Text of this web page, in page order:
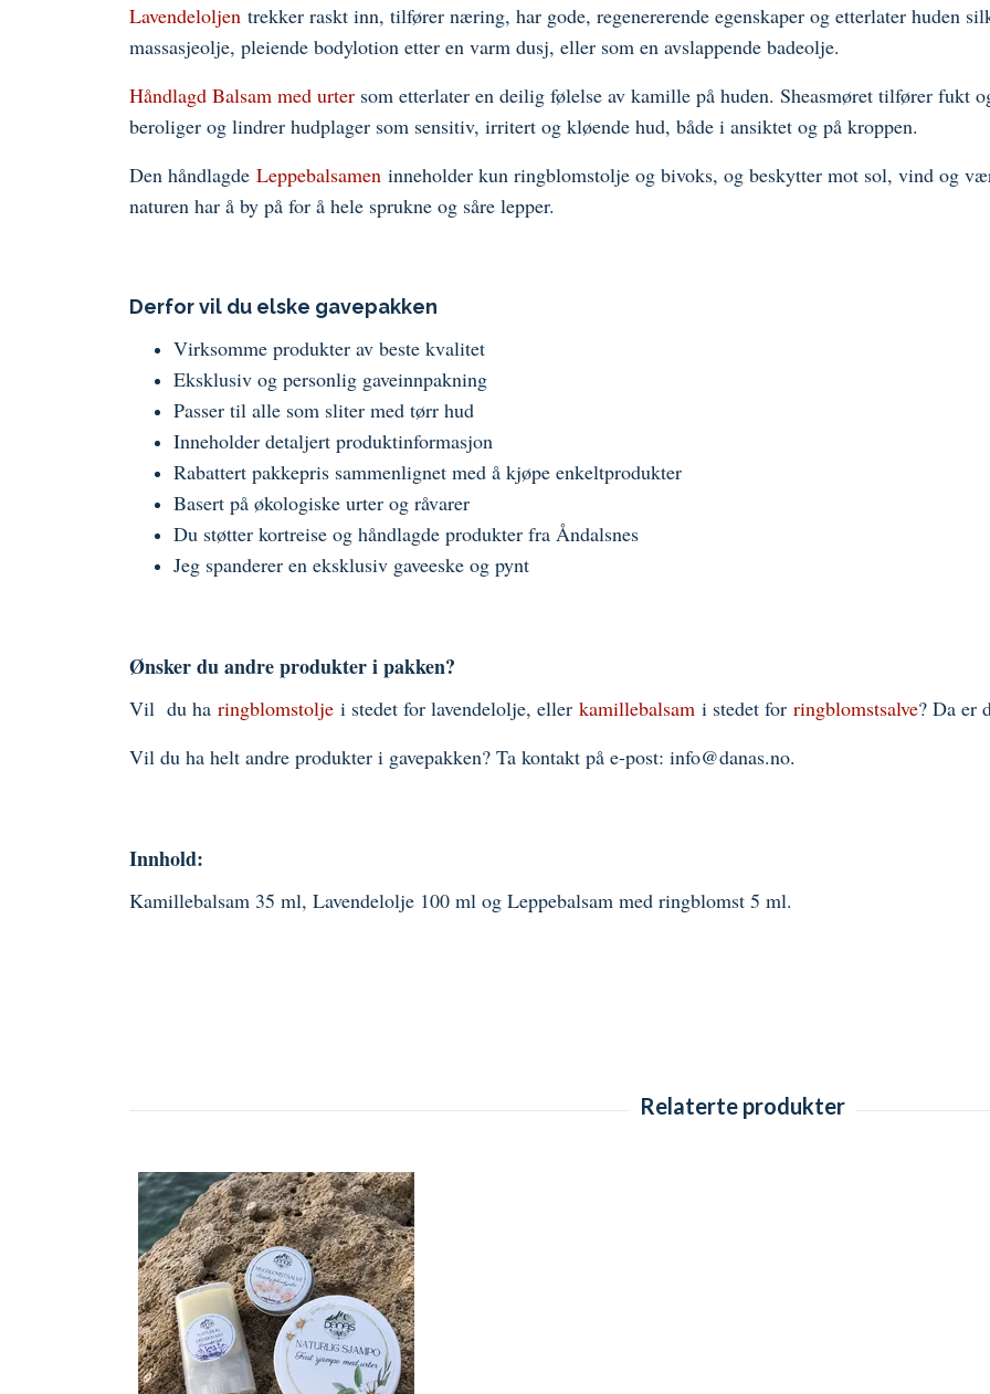
Lavendeloljen trekker raskt inn, tilfører næring, har gode, regenererende egenskaper og etterlater huden
massasjeolje, pleiende bodylotion etter en varm dusj, eller som en avslappende badeolje.
Håndlagd Balsam med urter som etterlater en deilig følelse av kamille på huden. Sheasmøret tilfører fukt
beroliger og lindrer hudplager som sensitiv, irritert og kløende hud, både i ansiktet og på kroppen.
Den håndlagde Leppebalsamen inneholder kun ringblomstolje og bivoks, og beskytter mot sol, vind og
naturen har å by på for å hele sprukne og såre lepper.
Derfor vil du elske gavepakken
Virksomme produkter av beste kvalitet
Eksklusiv og personlig gaveinnpakning
Passer til alle som sliter med tørr hud
Inneholder detaljert produktinformasjon
Rabattert pakkepris sammenlignet med å kjøpe enkeltprodukter
Basert på økologiske urter og råvarer
Du støtter kortreise og håndlagde produkter fra Åndalsnes
Jeg spanderer en eksklusiv gaveeske og pynt
Ønsker du andre produkter i pakken?
Vil du ha ringblomstolje i stedet for lavendelolje, eller kamillebalsam i stedet for ringblomstsalve? Da er
Vil du ha helt andre produkter i gavepakken? Ta kontakt på e-post: info@danas.no.
Innhold:
Kamillebalsam 35 ml, Lavendelolje 100 ml og Leppebalsam med ringblomst 5 ml.